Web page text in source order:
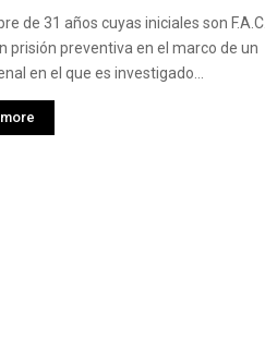
de 31 años cuyas iniciales son F.A.C.
prisión preventiva en el marco de un
en el que es investigado...